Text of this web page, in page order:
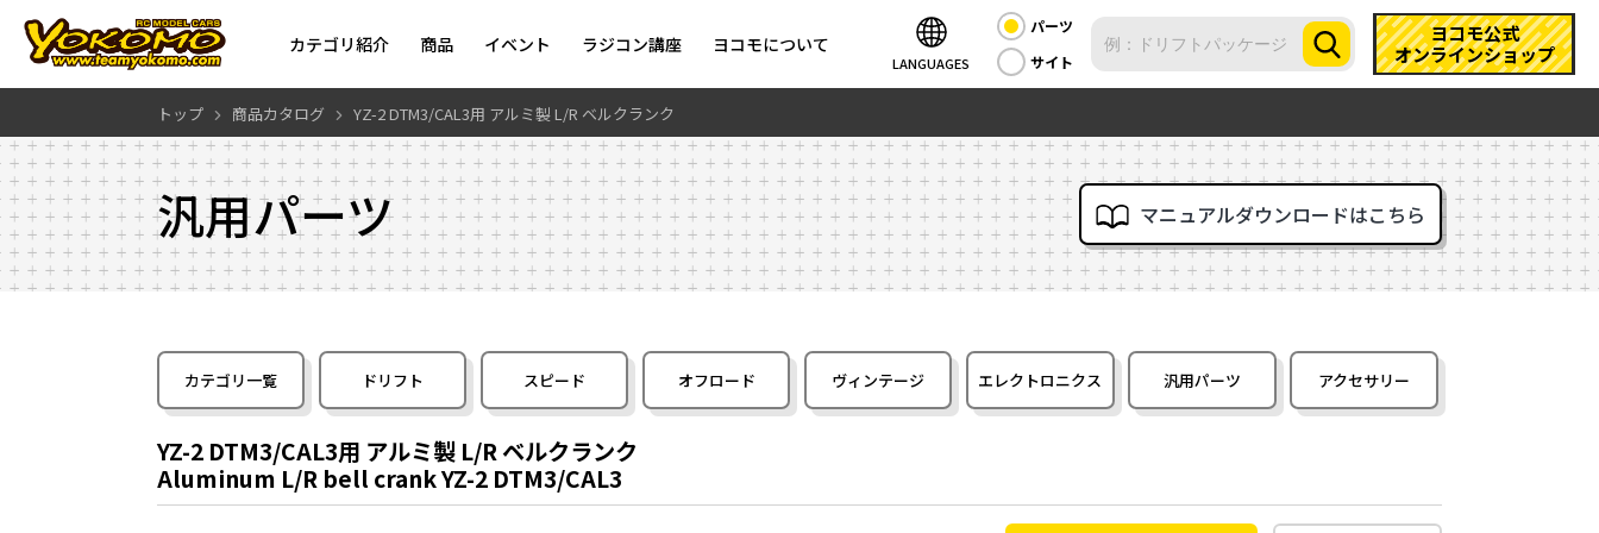
カテゴリ紹介 商品 イベント ラジコン講座 ヨコモについて
LANGUAGES
パーツ
サイト
ヨコモ公式
オンラインショップ
トップ 商品カタログ YZ-2 DTM3/CAL3用 アルミ製 L/R ベルクランク
汎用パーツ マニュアルダウンロードはこちら
カテゴリ一覧 ドリフト スピード オフロード ヴィンテージ エレクトロニクス 汎用パーツ アクセサリー
YZ-2 DTM3/CAL3用 アルミ製 L/R ベルクランク
Aluminum L/R bell crank YZ-2 DTM3/CAL3